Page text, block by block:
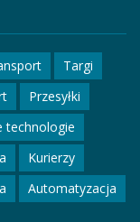
Targi
Przesyłki
technologie
Kurierzy
Automatyzacja